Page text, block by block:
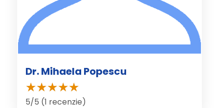
Dr. Mihaela Popescu
5/5 (1 recenzie)